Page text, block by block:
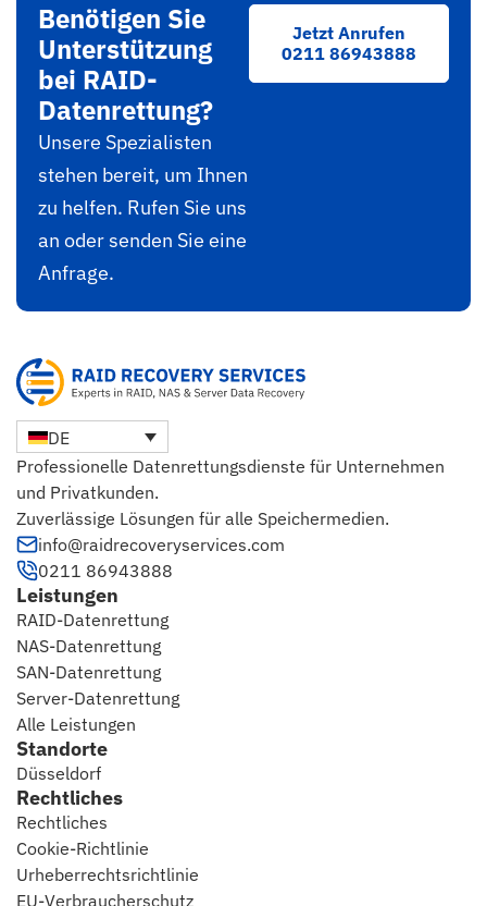
Benötigen Sie
Unterstützung
bei RAID-
Datenrettung?
Unsere Spezialisten
stehen bereit, um Ihnen
zu helfen. Rufen Sie uns
an oder senden Sie eine
Anfrage.
Jetzt Anrufen
0211 86943888
DE
Professionelle Datenrettungsdienste für Unternehmen
und Privatkunden.
Zuverlässige Lösungen für alle Speichermedien.
info@raidrecoveryservices.com
0211 86943888
Leistungen
RAID-Datenrettung
NAS-Datenrettung
SAN-Datenrettung
Server-Datenrettung
Alle Leistungen
Standorte
Düsseldorf
Rechtliches
Rechtliches
Cookie-Richtlinie
Urheberrechtsrichtlinie
EU-Verbraucherschutz